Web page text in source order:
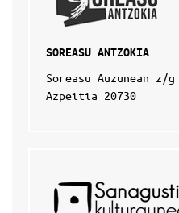
SOREASU ANTZOKIA
Soreasu Auzunean z/g
Azpeitia 20730